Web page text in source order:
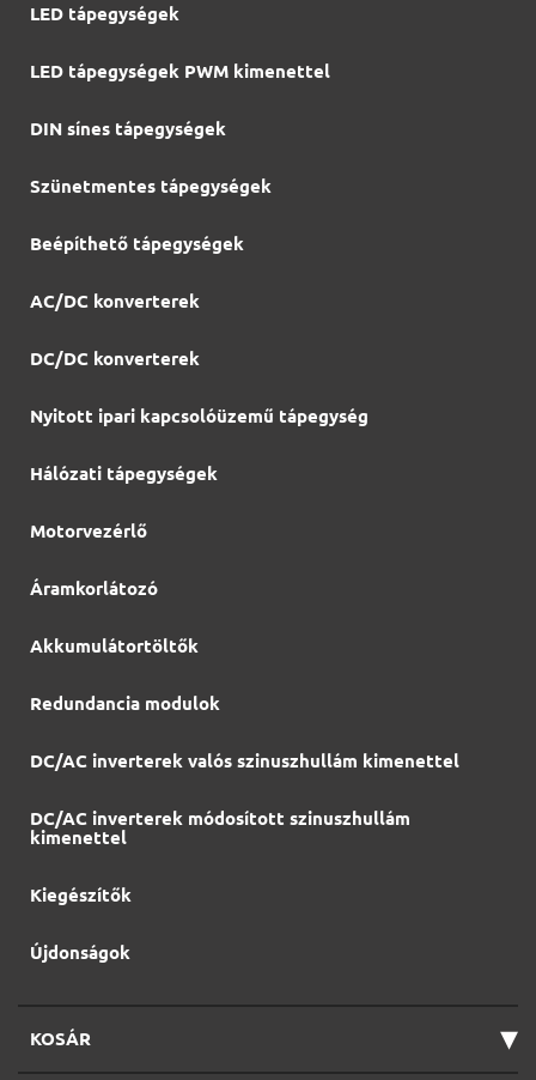
LED tápegységek
LED tápegységek PWM kimenettel
DIN sínes tápegységek
Szünetmentes tápegységek
Beépíthető tápegységek
AC/DC konverterek
DC/DC konverterek
Nyitott ipari kapcsolóüzemű tápegység
Hálózati tápegységek
Motorvezérlő
Áramkorlátozó
Akkumulátortöltők
Redundancia modulok
DC/AC inverterek valós szinuszhullám kimenettel
DC/AC inverterek módosított szinuszhullám
kimenettel
Kiegészítők
Újdonságok
KOSÁR ▾